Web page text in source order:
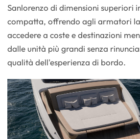
Sanlorenzo di dimensioni superiori
compatta, offrendo agli armatori
accedere a coste e destinazioni
dalle unità più grandi senza
qualità dell'esperienza di bordo.